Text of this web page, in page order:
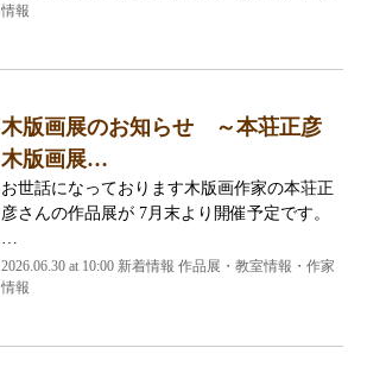
情報
木版画展のお知らせ ～本荘正彦
木版画展…
お世話になっております木版画作家の本荘正
彦さんの作品展が 7月末より開催予定です。
2026.06.30 at 10:00 新着情報 作品展・教室情報・作家
情報